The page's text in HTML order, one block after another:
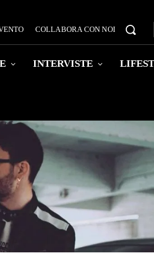
COLLABORA CON NOI
INTERVISTE